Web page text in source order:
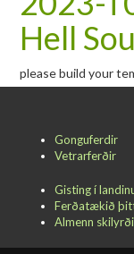
Hell
please build your
Gonguferdir
Vetrarferðir
Gisting í
Ferðatækið
Almenn skilyrði